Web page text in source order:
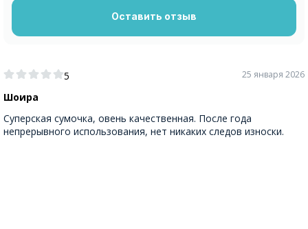
5
Шоира
25 января 2026
Суперская сумочка, овень качественная. После года
непрерывного использования, нет никаких следов износки.
Оставить отзыв